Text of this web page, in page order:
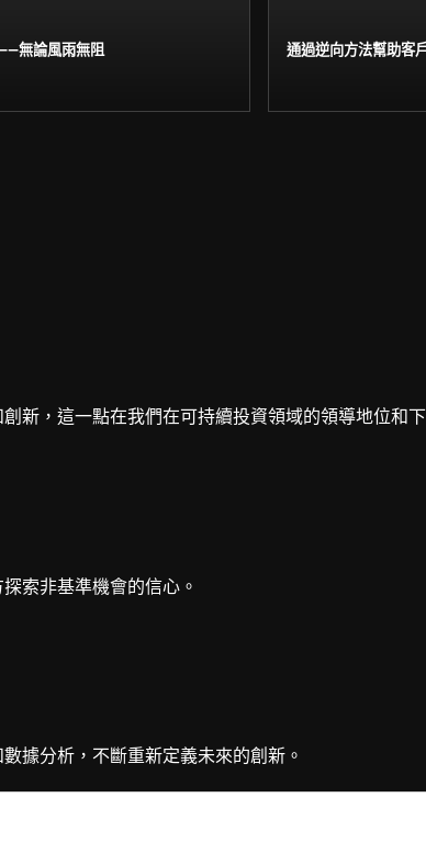
無論風雨無阻 通過逆向方法幫助客
新，這一點在我們在可持續投資領域的領導地位和
索非基準機會的信心。
據分析，不斷重新定義未來的創新。